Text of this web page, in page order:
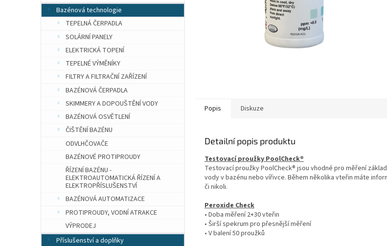
Bazénová technologie
TEPELNÁ ČERPADLA
SOLÁRNÍ PANELY
ELEKTRICKÁ TOPENÍ
TEPELNÉ VÝMĚNÍKY
FILTRY A FILTRAČNÍ ZAŘÍZENÍ
BAZÉNOVÁ ČERPADLA
SKIMMERY A DOPOUŠTĚNÍ VODY
BAZÉNOVÁ OSVĚTLENÍ
ČIŠTĚNÍ BAZÉNU
ODVLHČOVAČE
BAZÉNOVÉ PROTIPROUDY
ŘÍZENÍ BAZÉNU -
ELEKTROAUTOMATICKÁ ŘÍZENÍ A
ELEKTROPŘÍSLUŠENSTVÍ
BAZÉNOVÁ AUTOMATIZACE
PROTIPROUDY, VODNÍ ATRAKCE
VÝPRODEJ
Příslušenství a doplňky
Popis Diskuze
Detailní popis produktu
Testovací proužky PoolCheck®
Testovací proužky PoolCheck® jsou vhodné pro měření
vody v bazénu nebo vířivce. Během několika vteřin máte
či nikoli.
Peroxide Check
• Doba měření 2+30 vteřin
• Širší spekrum pro přesnější měření
• V balení 50 proužků